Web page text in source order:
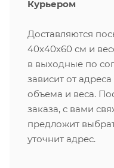
Курьером
Доставляются
40х40х60 см и
в выходные по
зависит от
объема и веса.
заказа, с вами
предложит
уточнит адрес.